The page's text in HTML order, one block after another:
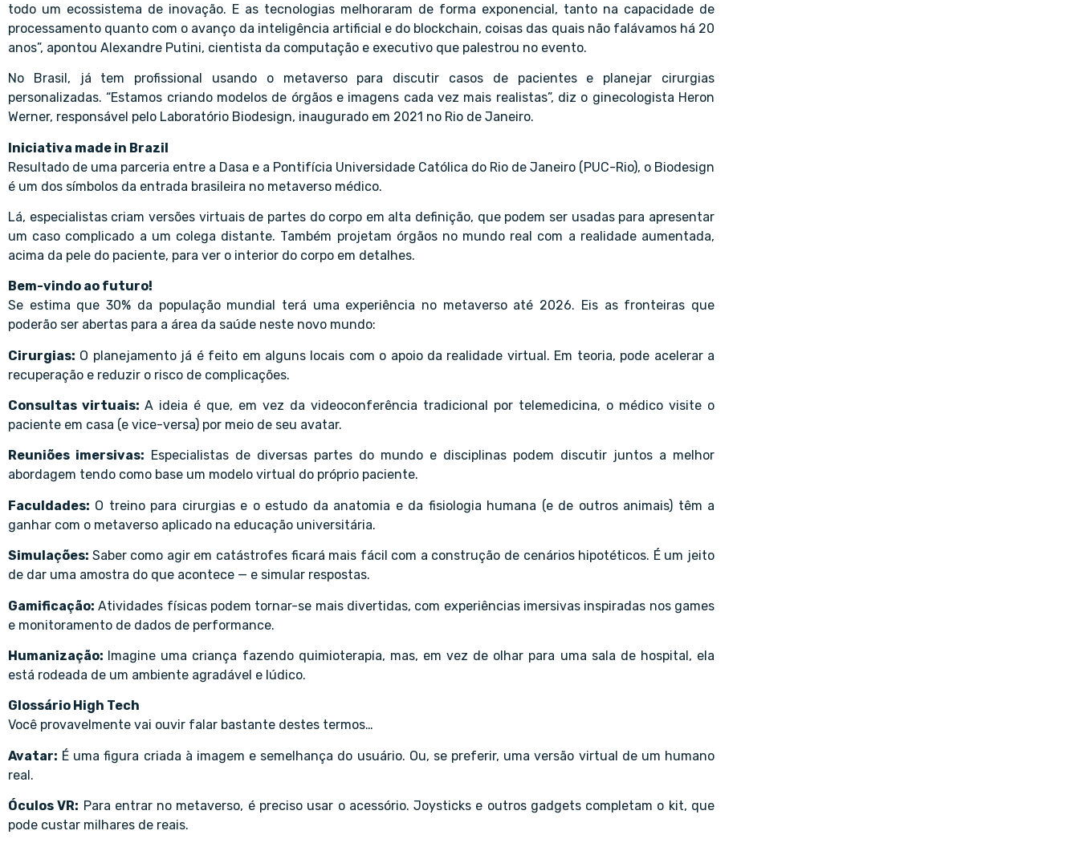
todo um ecossistema de inovação. E as tecnologias melhoraram de forma exponencial, tanto na capacidade de
processamento quanto com o avanço da inteligência artificial e do blockchain, coisas das quais não falávamos há 20
anos”, apontou Alexandre Putini, cientista da computação e executivo que palestrou no evento.
No Brasil, já tem profissional usando o metaverso para discutir casos de pacientes e planejar cirurgias
personalizadas. “Estamos criando modelos de órgãos e imagens cada vez mais realistas”, diz o ginecologista Heron
Werner, responsável pelo Laboratório Biodesign, inaugurado em 2021 no Rio de Janeiro.
Iniciativa made in Brazil
Resultado de uma parceria entre a Dasa e a Pontifícia Universidade Católica do Rio de Janeiro (PUC-Rio), o Biodesign
é um dos símbolos da entrada brasileira no metaverso médico.
Lá, especialistas criam versões virtuais de partes do corpo em alta definição, que podem ser usadas para apresentar
um caso complicado a um colega distante. Também projetam órgãos no mundo real com a realidade aumentada,
acima da pele do paciente, para ver o interior do corpo em detalhes.
Bem-vindo ao futuro!
Se estima que 30% da população mundial terá uma experiência no metaverso até 2026. Eis as fronteiras que
poderão ser abertas para a área da saúde neste novo mundo:
Cirurgias: O planejamento já é feito em alguns locais com o apoio da realidade virtual. Em teoria, pode acelerar a
recuperação e reduzir o risco de complicações.
Consultas virtuais: A ideia é que, em vez da videoconferência tradicional por telemedicina, o médico visite o
paciente em casa (e vice-versa) por meio de seu avatar.
Reuniões imersivas: Especialistas de diversas partes do mundo e disciplinas podem discutir juntos a melhor
abordagem tendo como base um modelo virtual do próprio paciente.
Faculdades: O treino para cirurgias e o estudo da anatomia e da fisiologia humana (e de outros animais) têm a
ganhar com o metaverso aplicado na educação universitária.
Simulações: Saber como agir em catástrofes ficará mais fácil com a construção de cenários hipotéticos. É um jeito
de dar uma amostra do que acontece — e simular respostas.
Gamificação: Atividades físicas podem tornar-se mais divertidas, com experiências imersivas inspiradas nos games
e monitoramento de dados de performance.
Humanização: Imagine uma criança fazendo quimioterapia, mas, em vez de olhar para uma sala de hospital, ela
está rodeada de um ambiente agradável e lúdico.
Glossário High Tech
Você provavelmente vai ouvir falar bastante destes termos…
Avatar: É uma figura criada à imagem e semelhança do usuário. Ou, se preferir, uma versão virtual de um humano
real.
Óculos VR: Para entrar no metaverso, é preciso usar o acessório. Joysticks e outros gadgets completam o kit, que
pode custar milhares de reais.